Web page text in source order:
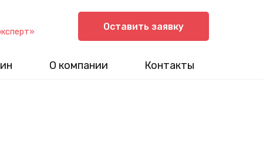
О компании Контакты
Оставить заявку